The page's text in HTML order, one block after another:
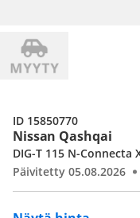
Nissan Qashqai
DIG-T 115 N-
Päivitetty 05.08.2026
ID 15850770